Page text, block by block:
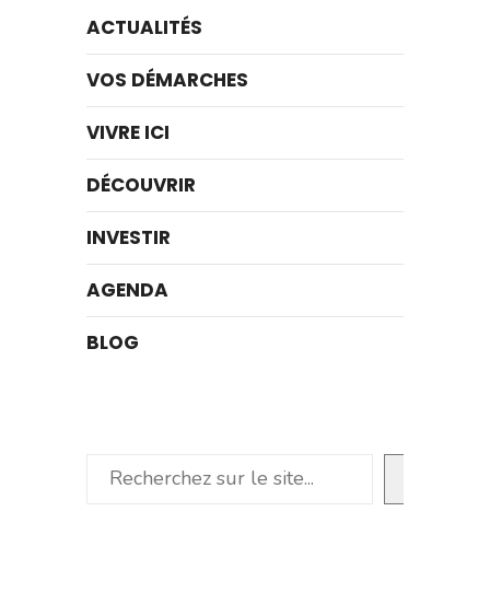
ACTUALITÉS
VOS DÉMARCHES
VIVRE ICI
DÉCOUVRIR
INVESTIR
AGENDA
BLOG
Rechercher